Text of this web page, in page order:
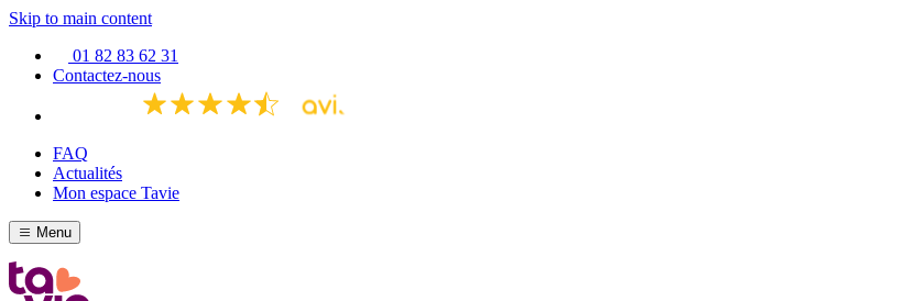
Skip to main content
01 82 83 62 31
Contactez-nous
FAQ
Actualités
Mon espace Tavie
Menu